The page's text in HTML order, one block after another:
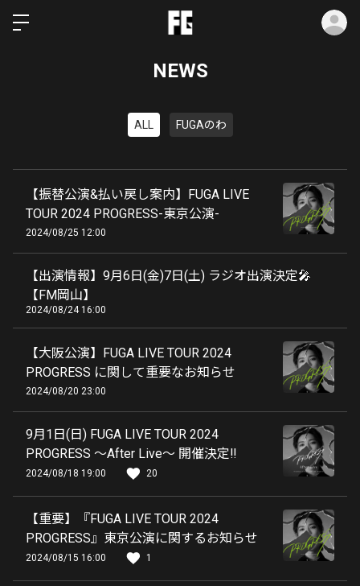
NEWS
ALL FUGAのわ
【振替公演&払い戻し案内】FUGA LIVE
TOUR 2024 PROGRESS-東京公演-
2024/08/25 12:00
【出演情報】9月6日(金)7日(土) ラジオ出演決定🎤
【FM岡山】
2024/08/24 16:00
【大阪公演】FUGA LIVE TOUR 2024
PROGRESS に関して重要なお知らせ
2024/08/20 23:00
9月1日(日) FUGA LIVE TOUR 2024
PROGRESS 〜After Live〜 開催決定‼️
2024/08/18 19:00 20
【重要】『FUGA LIVE TOUR 2024
PROGRESS』東京公演に関するお知らせ
2024/08/15 16:00 1